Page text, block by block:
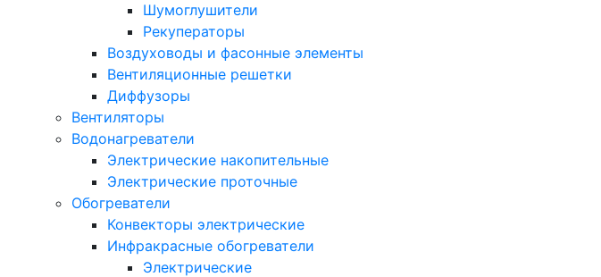
Шумоглушители
Рекуператоры
Воздуховоды и фасонные элементы
Вентиляционные решетки
Диффузоры
Вентиляторы
Водонагреватели
Электрические накопительные
Электрические проточные
Обогреватели
Конвекторы электрические
Инфракрасные обогреватели
Электрические